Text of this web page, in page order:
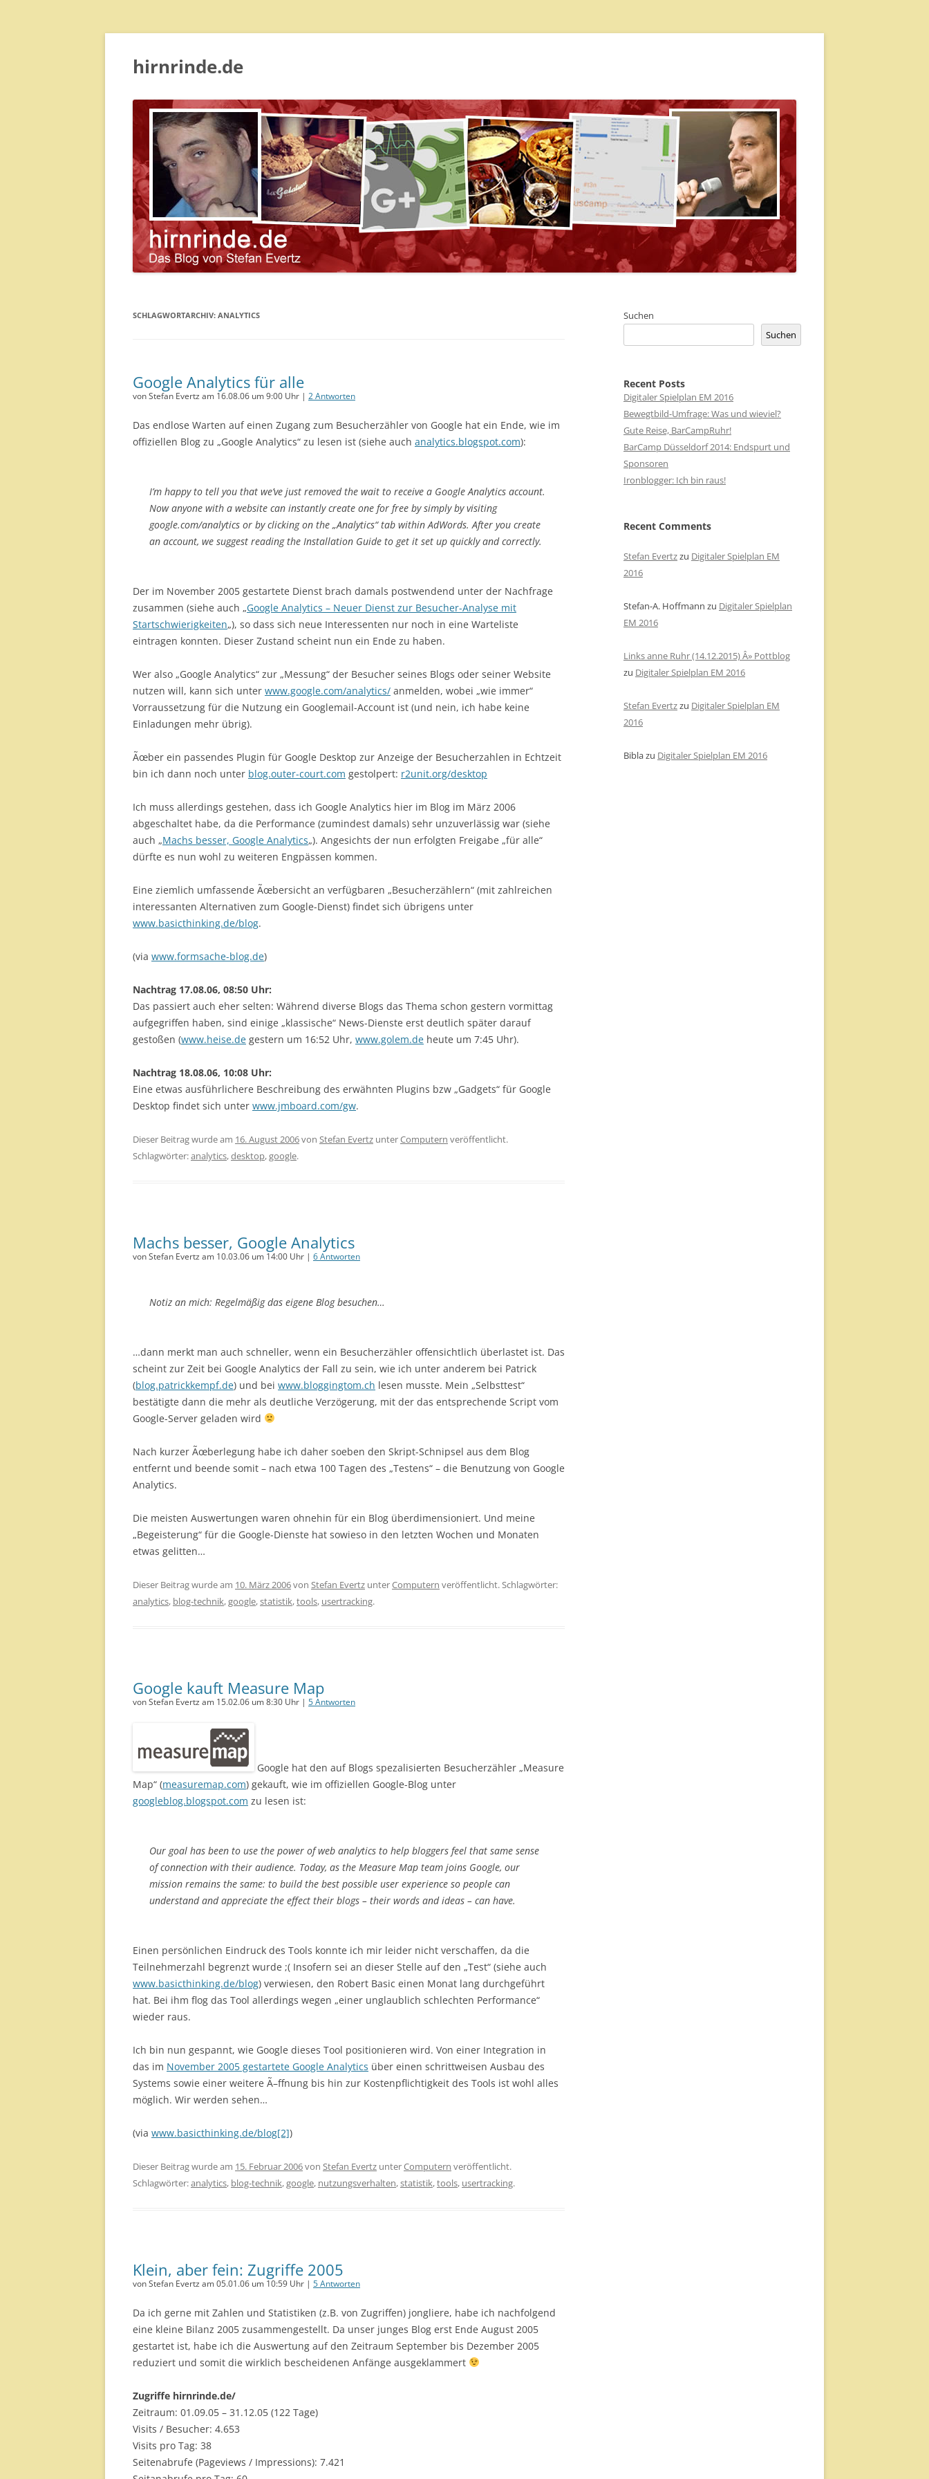
hirnrinde.de
SCHLAGWORTARCHIV: ANALYTICS
Google Analytics für alle
von Stefan Evertz am 16.08.06 um 9:00 Uhr | 2 Antworten
Das endlose Warten auf einen Zugang zum Besucherzähler von Google hat ein Ende, wie im
offiziellen Blog zu „Google Analytics“ zu lesen ist (siehe auch analytics.blogspot.com):
I’m happy to tell you that we’ve just removed the wait to receive a Google Analytics account.
Now anyone with a website can instantly create one for free by simply by visiting
google.com/analytics or by clicking on the „Analytics“ tab within AdWords. After you create
an account, we suggest reading the Installation Guide to get it set up quickly and correctly.
Der im November 2005 gestartete Dienst brach damals postwendend unter der Nachfrage
zusammen (siehe auch „Google Analytics – Neuer Dienst zur Besucher-Analyse mit
Startschwierigkeiten„), so dass sich neue Interessenten nur noch in eine Warteliste
eintragen konnten. Dieser Zustand scheint nun ein Ende zu haben.
Wer also „Google Analytics“ zur „Messung“ der Besucher seines Blogs oder seiner Website
nutzen will, kann sich unter www.google.com/analytics/ anmelden, wobei „wie immer“
Vorraussetzung für die Nutzung ein Googlemail-Account ist (und nein, ich habe keine
Einladungen mehr übrig).
Ãœber ein passendes Plugin für Google Desktop zur Anzeige der Besucherzahlen in Echtzeit
bin ich dann noch unter blog.outer-court.com gestolpert: r2unit.org/desktop
Ich muss allerdings gestehen, dass ich Google Analytics hier im Blog im März 2006
abgeschaltet habe, da die Performance (zumindest damals) sehr unzuverlässig war (siehe
auch „Machs besser, Google Analytics„). Angesichts der nun erfolgten Freigabe „für alle“
dürfte es nun wohl zu weiteren Engpässen kommen.
Eine ziemlich umfassende Ãœbersicht an verfügbaren „Besucherzählern“ (mit zahlreichen
interessanten Alternativen zum Google-Dienst) findet sich übrigens unter
www.basicthinking.de/blog.
(via www.formsache-blog.de)
Nachtrag 17.08.06, 08:50 Uhr:
Das passiert auch eher selten: Während diverse Blogs das Thema schon gestern vormittag
aufgegriffen haben, sind einige „klassische“ News-Dienste erst deutlich später darauf
gestoßen (www.heise.de gestern um 16:52 Uhr, www.golem.de heute um 7:45 Uhr).
Nachtrag 18.08.06, 10:08 Uhr:
Eine etwas ausführlichere Beschreibung des erwähnten Plugins bzw „Gadgets“ für Google
Desktop findet sich unter www.jmboard.com/gw.
Dieser Beitrag wurde am 16. August 2006von Stefan Evertz unterComputern veröffentlicht.
Schlagwörter:analytics,desktop,google.
Machs besser, Google Analytics
von Stefan Evertz am 10.03.06 um 14:00 Uhr | 6 Antworten
Notiz an mich: Regelmäßig das eigene Blog besuchen…
…dann merkt man auch schneller, wenn ein Besucherzähler offensichtlich überlastet ist. Das
scheint zur Zeit bei Google Analytics der Fall zu sein, wie ich unter anderem bei Patrick
(blog.patrickkempf.de) und bei www.bloggingtom.ch lesen musste. Mein „Selbsttest“
bestätigte dann die mehr als deutliche Verzögerung, mit der das entsprechende Script vom
Google-Server geladen wird
Nach kurzer Ãœberlegung habe ich daher soeben den Skript-Schnipsel aus dem Blog
entfernt und beende somit – nach etwa 100 Tagen des „Testens“ – die Benutzung von Google
Analytics.
Die meisten Auswertungen waren ohnehin für ein Blog überdimensioniert. Und meine
„Begeisterung“ für die Google-Dienste hat sowieso in den letzten Wochen und Monaten
etwas gelitten…
Dieser Beitrag wurde am 10. März 2006von Stefan Evertz unterComputern veröffentlicht. Schlagwörter:
analytics, blog-technik,google,statistik,tools, usertracking.
Google kauft Measure Map
von Stefan Evertz am 15.02.06 um 8:30 Uhr | 5 Antworten
Google hat den auf Blogs spezalisierten Besucherzähler „Measure
Map“ (measuremap.com) gekauft, wie im offiziellen Google-Blog unter
googleblog.blogspot.com zu lesen ist:
Our goal has been to use the power of web analytics to help bloggers feel that same sense
of connection with their audience. Today, as the Measure Map team joins Google, our
mission remains the same: to build the best possible user experience so people can
understand and appreciate the effect their blogs – their words and ideas – can have.
Einen persönlichen Eindruck des Tools konnte ich mir leider nicht verschaffen, da die
Teilnehmerzahl begrenzt wurde ;( Insofern sei an dieser Stelle auf den „Test“ (siehe auch
www.basicthinking.de/blog) verwiesen, den Robert Basic einen Monat lang durchgeführt
hat. Bei ihm flog das Tool allerdings wegen „einer unglaublich schlechten Performance“
wieder raus.
Ich bin nun gespannt, wie Google dieses Tool positionieren wird. Von einer Integration in
das im November 2005 gestartete Google Analytics über einen schrittweisen Ausbau des
Systems sowie einer weitere Ã–ffnung bis hin zur Kostenpflichtigkeit des Tools ist wohl alles
möglich. Wir werden sehen…
(via www.basicthinking.de/blog[2])
Dieser Beitrag wurde am 15. Februar 2006von Stefan Evertz unterComputern veröffentlicht.
Schlagwörter:analytics, blog-technik,google, nutzungsverhalten,statistik,tools, usertracking.
Klein, aber fein: Zugriffe 2005
von Stefan Evertz am 05.01.06 um 10:59 Uhr | 5 Antworten
Da ich gerne mit Zahlen und Statistiken (z.B. von Zugriffen) jongliere, habe ich nachfolgend
eine kleine Bilanz 2005 zusammengestellt. Da unser junges Blog erst Ende August 2005
gestartet ist, habe ich die Auswertung auf den Zeitraum September bis Dezember 2005
reduziert und somit die wirklich bescheidenen Anfänge ausgeklammert
Zugriffe hirnrinde.de/
Zeitraum: 01.09.05 – 31.12.05 (122 Tage)
Visits / Besucher: 4.653
Visits pro Tag: 38
Seitenabrufe (Pageviews / Impressions): 7.421
Suchen
Suchen
Recent Posts
Digitaler Spielplan EM 2016
Bewegtbild-Umfrage: Was und wieviel?
Gute Reise, BarCampRuhr!
BarCamp Düsseldorf 2014: Endspurt und
Sponsoren
Ironblogger: Ich bin raus!
Recent Comments
Stefan Evertzzu Digitaler Spielplan EM
2016
Stefan-A. Hoffmann zu Digitaler Spielplan
EM 2016
Links anne Ruhr (14.12.2015) Â» Pottblog
zu Digitaler Spielplan EM 2016
Stefan Evertzzu Digitaler Spielplan EM
2016
Biblazu Digitaler Spielplan EM 2016